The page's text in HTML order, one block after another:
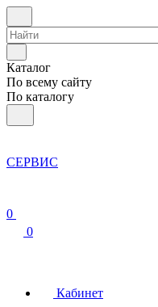
Каталог
По всему сайту
По каталогу
СЕРВИС
0
0
Кабинет